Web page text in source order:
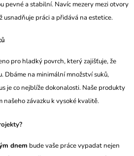
pevné a stabilní. Navíc mezery mezi otvory
usnadňuje práci a přidává na estetice.
pro hladký povrch, který zajišťuje, že
Dbáme na minimální množství suků,
je co nejblíže dokonalosti. Naše produkty
našeho závazku k vysoké kvalitě.
dnem bude vaše práce vypadat nejen